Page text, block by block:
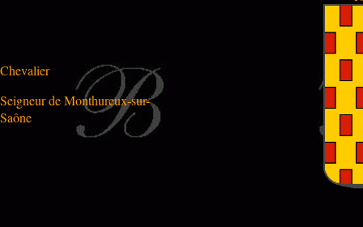
Chevalier
Seigneur de Monthureux-sur-
Saône